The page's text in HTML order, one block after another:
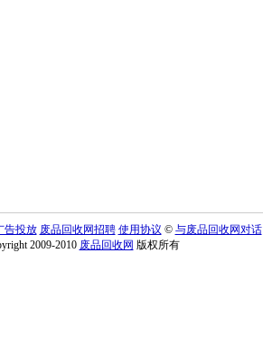
告投放 废品回收网招聘 使用协议 © 与废品回收网对话
2009-2010 废品回收网 版权所有